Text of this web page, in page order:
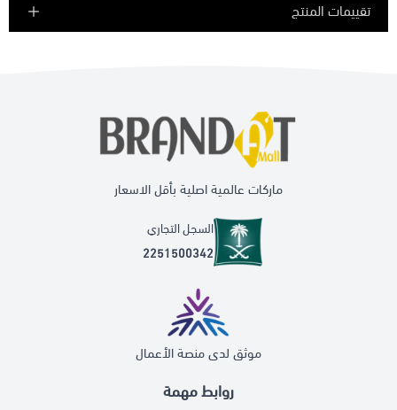
تقييمات المنتج
روابط مهمة
ماركات عالمية اصلية بأقل الاسعار
السجل التجاري
2251500342
موثق لدى منصة الأعمال